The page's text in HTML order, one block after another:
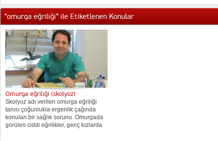
"omurga eğriliği" ile Etiketlenen Konular
Omurga eğriliği (skolyoz)
Skolyoz adı verilen omurga eğriliği
tanısı çoğunlukla ergenlik çağında
konulan bir sağlık sorunu. Omurgada
görülen ciddi eğrilikler, genç kızlarda